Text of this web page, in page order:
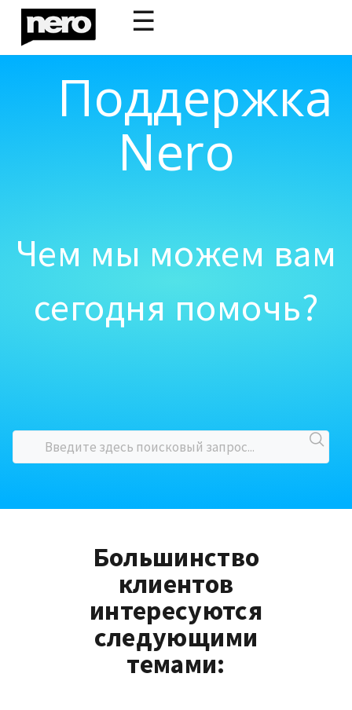
☰
Поддержка
Nero
Чем мы можем вам
сегодня помочь?
Большинство
клиентов
интересуются
следующими
темами: